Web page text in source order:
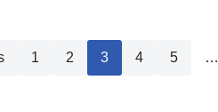
1 2 3 4 5 …